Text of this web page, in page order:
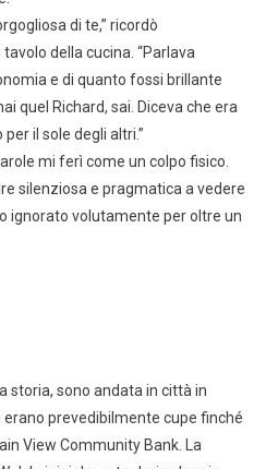
di te,” ricordò
della cucina. “Parlava
e di quanto fossi brillante
quel Richard, sai. Diceva che era
il sole degli altri.”
mi ferì come un colpo fisico.
silenziosa e pragmatica a vedere
ignorato volutamente per oltre un
storia, sono andata in città in
prevedibilmente cupe finché
View Community Bank. La